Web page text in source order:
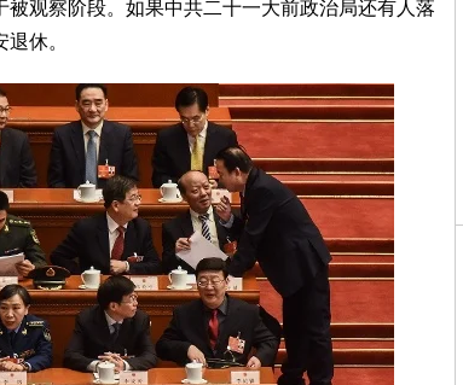
观察阶段。如果中共二十一大前政治局还有人落
休。